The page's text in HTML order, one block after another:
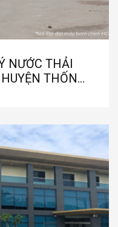
NƯỚC THẢI
THỐNG